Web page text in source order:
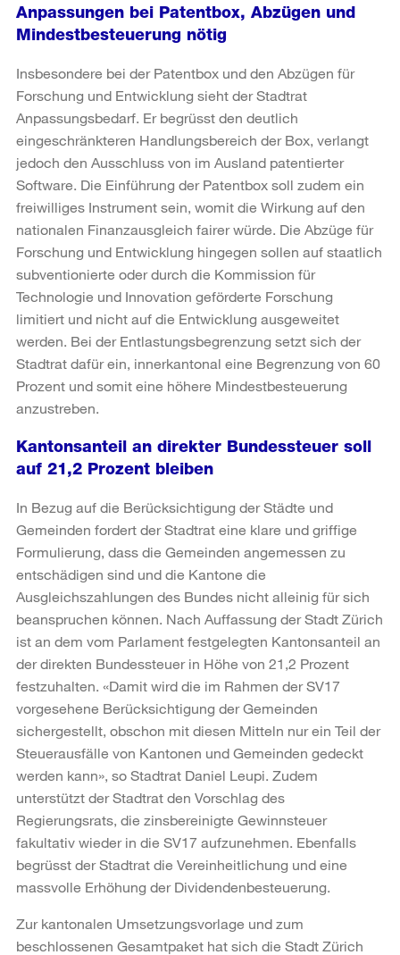
Anpassungen bei Patentbox, Abzügen und
Mindestbesteuerung nötig
Insbesondere bei der Patentbox und den Abzügen für
Forschung und Entwicklung sieht der Stadtrat
Anpassungsbedarf. Er begrüsst den deutlich
eingeschränkteren Handlungsbereich der Box, verlangt
jedoch den Ausschluss von im Ausland patentierter
Software. Die Einführung der Patentbox soll zudem ein
freiwilliges Instrument sein, womit die Wirkung auf den
nationalen Finanzausgleich fairer würde. Die Abzüge für
Forschung und Entwicklung hingegen sollen auf staatlich
subventionierte oder durch die Kommission für
Technologie und Innovation geförderte Forschung
limitiert und nicht auf die Entwicklung ausgeweitet
werden. Bei der Entlastungsbegrenzung setzt sich der
Stadtrat dafür ein, innerkantonal eine Begrenzung von 60
Prozent und somit eine höhere Mindestbesteuerung
anzustreben.
Kantonsanteil an direkter Bundessteuer soll
auf 21,2 Prozent bleiben
In Bezug auf die Berücksichtigung der Städte und
Gemeinden fordert der Stadtrat eine klare und griffige
Formulierung, dass die Gemeinden angemessen zu
entschädigen sind und die Kantone die
Ausgleichszahlungen des Bundes nicht alleinig für sich
beanspruchen können. Nach Auffassung der Stadt Zürich
ist an dem vom Parlament festgelegten Kantonsanteil an
der direkten Bundessteuer in Höhe von 21,2 Prozent
festzuhalten. «Damit wird die im Rahmen der SV17
vorgesehene Berücksichtigung der Gemeinden
sichergestellt, obschon mit diesen Mitteln nur ein Teil der
Steuerausfälle von Kantonen und Gemeinden gedeckt
werden kann», so Stadtrat Daniel Leupi. Zudem
unterstützt der Stadtrat den Vorschlag des
Regierungsrats, die zinsbereinigte Gewinnsteuer
fakultativ wieder in die SV17 aufzunehmen. Ebenfalls
begrüsst der Stadtrat die Vereinheitlichung und eine
massvolle Erhöhung der Dividendenbesteuerung.
Zur kantonalen Umsetzungsvorlage und zum
beschlossenen Gesamtpaket hat sich die Stadt Zürich